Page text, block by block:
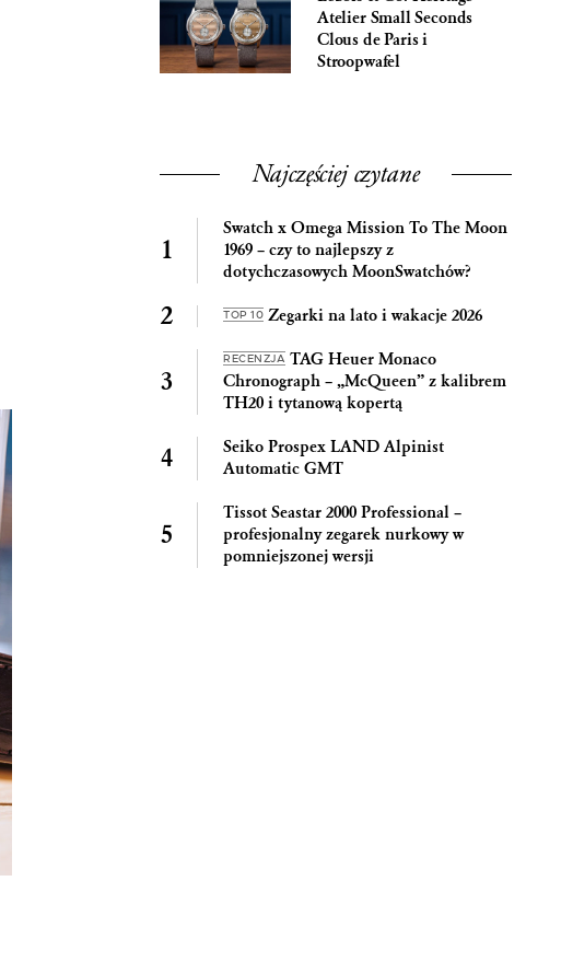
Atelier Small Seconds
Clous de Paris i
Stroopwafel
Najczęściej czytane
Swatch x Omega Mission To The Moon
1969 – czy to najlepszy z
dotychczasowych MoonSwatchów?
TOP 10 Zegarki na lato i wakacje 2026
RECENZJA TAG Heuer Monaco
Chronograph – „McQueen” z kalibrem
TH20 i tytanową kopertą
Seiko Prospex LAND Alpinist
Automatic GMT
Tissot Seastar 2000 Professional –
profesjonalny zegarek nurkowy w
pomniejszonej wersji